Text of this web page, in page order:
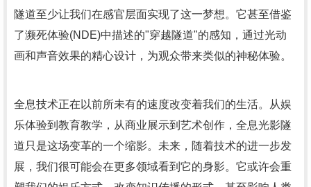
隧道至少让我们在感官层面实现了这一梦想。它甚至借鉴
了濒死体验(NDE)中描述的"穿越隧道"的感知，通过光动
画和声音效果的精心设计，为观众带来类似的神秘体验。
全息技术正在以前所未有的速度改变着我们的生活。从娱
乐体验到教育教学，从商业展示到艺术创作，全息光影隧
道只是这场变革的一个缩影。未来，随着技术的进一步发
展，我们很可能会在更多领域看到它的身影。它或许会重